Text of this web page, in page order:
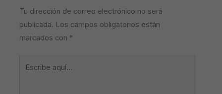
Tu dirección de correo electrónico no será
publicada. Los campos obligatorios están
marcados con *